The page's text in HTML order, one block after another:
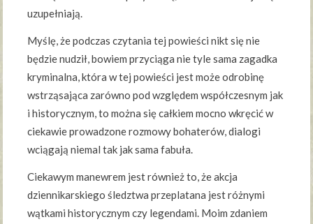
uzupełniają.
Myślę, że podczas czytania tej powieści nikt się nie
będzie nudził, bowiem przyciąga nie tyle sama zagadka
kryminalna, która w tej powieści jest może odrobinę
wstrząsająca zarówno pod względem współczesnym jak
i historycznym, to można się całkiem mocno wkręcić w
ciekawie prowadzone rozmowy bohaterów, dialogi
wciągają niemal tak jak sama fabuła.
Ciekawym manewrem jest również to, że akcja
dziennikarskiego śledztwa przeplatana jest różnymi
wątkami historycznym czy legendami. Moim zdaniem